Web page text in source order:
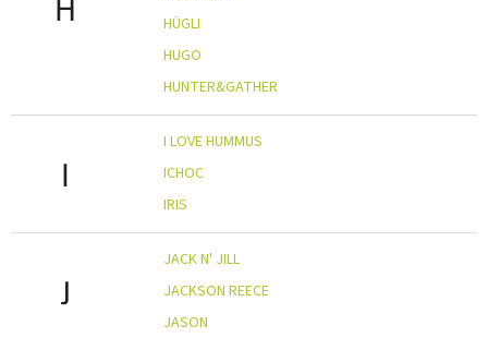
H
HÜGLI
HUGO
HUNTER&GATHER
I
I LOVE HUMMUS
ICHOC
IRIS
J
JACK N' JILL
JACKSON REECE
JASON